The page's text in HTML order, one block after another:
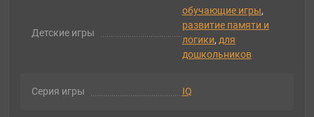
Детские игры
обучающие игры,
развитие памяти и
логики, для
дошкольников
Серия игры IQ